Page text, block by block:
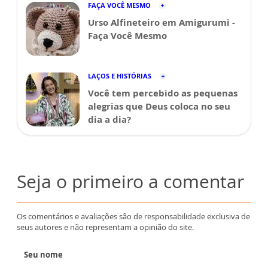
FAÇA VOCÊ MESMO
Urso Alfineteiro em Amigurumi -
Faça Você Mesmo
LAÇOS E HISTÓRIAS
Você tem percebido as pequenas
alegrias que Deus coloca no seu
dia a dia?
Seja o primeiro a comentar
Os comentários e avaliações são de responsabilidade exclusiva de
seus autores e não representam a opinião do site.
Seu nome